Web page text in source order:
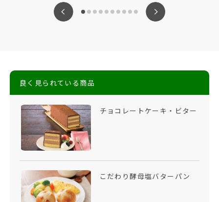
良く見られている商品
チョコレートケーキ・ビター
こだわり酵母塩バターパン